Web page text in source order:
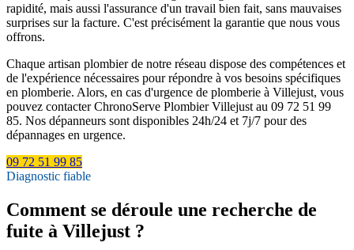
rapidité, mais aussi l'assurance d'un travail bien fait, sans mauvaises
surprises sur la facture. C'est précisément la garantie que nous vous
offrons.
Chaque artisan plombier de notre réseau dispose des compétences et
de l'expérience nécessaires pour répondre à vos besoins spécifiques
en plomberie. Alors, en cas d'urgence de plomberie à Villejust, vous
pouvez contacter ChronoServe Plombier Villejust au 09 72 51 99
85. Nos dépanneurs sont disponibles 24h/24 et 7j/7 pour des
dépannages en urgence.
09 72 51 99 85
Diagnostic fiable
Comment se déroule une recherche de
fuite à Villejust ?